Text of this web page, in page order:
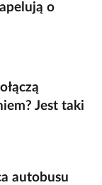
o
Jest taki
autobusu